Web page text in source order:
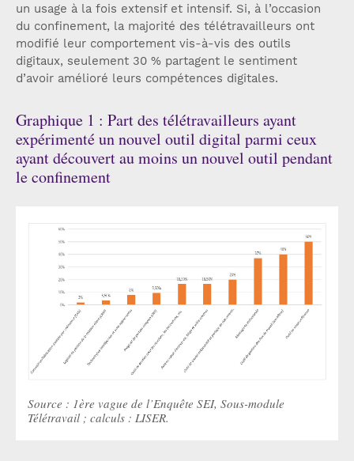
un usage à la fois extensif et intensif. Si, à l’occasion
du confinement, la majorité des télétravailleurs ont
modifié leur comportement vis-à-vis des outils
digitaux, seulement 30 % partagent le sentiment
d’avoir amélioré leurs compétences digitales.
Graphique 1 : Part des télétravailleurs ayant
expérimenté un nouvel outil digital parmi ceux
ayant découvert au moins un nouvel outil pendant
le confinement
Source : 1ère vague de l’Enquête SEI, Sous-module
Télétravail ; calculs : LISER.